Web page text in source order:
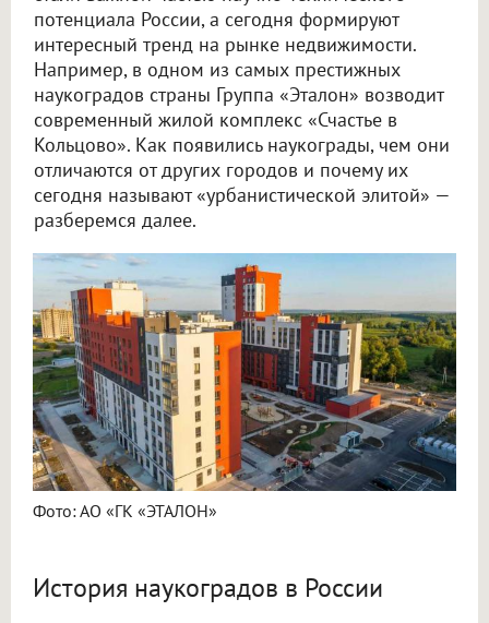
потенциала России, а сегодня формируют
интересный тренд на рынке недвижимости.
Например, в одном из самых престижных
наукоградов страны Группа «Эталон» возводит
современный жилой комплекс «Счастье в
Кольцово». Как появились наукограды, чем они
отличаются от других городов и почему их
сегодня называют «урбанистической элитой» —
разберемся далее.
Фото: АО «ГК «ЭТАЛОН»
История наукоградов в России